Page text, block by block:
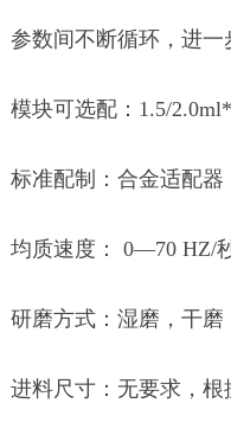
参数间不断循环，进
模块可选配：1.5/
标准配制：合金适配器
均质速度： 0—70 HZ/
研磨方式：湿磨，干
进料尺寸：无要求，根